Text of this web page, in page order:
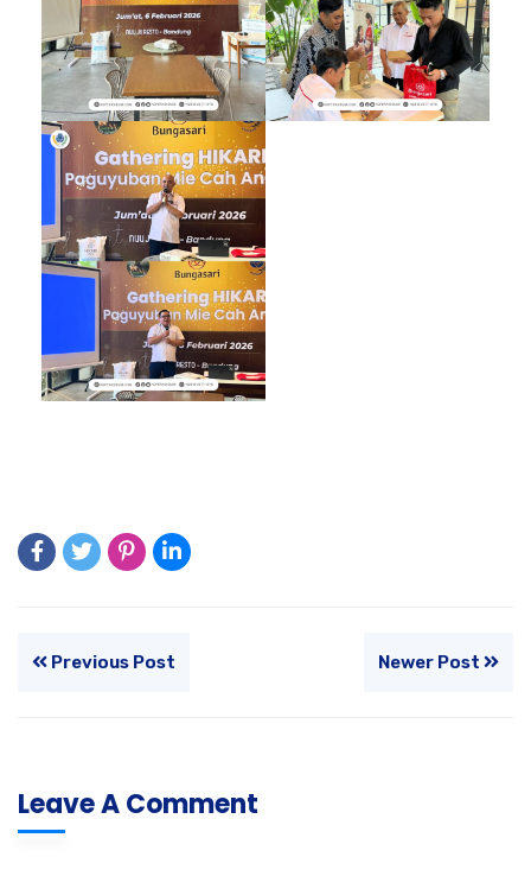
Previous Post Newer Post
Leave A Comment